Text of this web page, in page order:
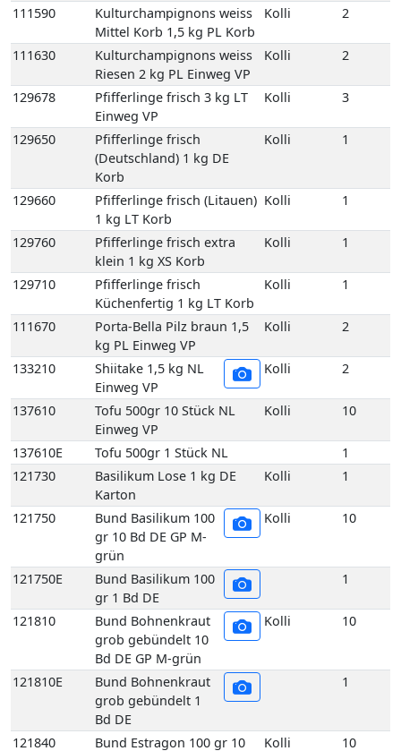
111590
Kulturchampignons weiss
Mittel Korb 1,5 kg PL Korb
Kolli 2
111630
Kulturchampignons weiss
Riesen 2 kg PL Einweg VP
Kolli 2
129678
Pfifferlinge frisch 3 kg LT
Einweg VP
Kolli 3
129650
Pfifferlinge frisch
(Deutschland) 1 kg DE
Korb
Kolli 1
129660
Pfifferlinge frisch (Litauen)
1 kg LT Korb
Kolli 1
129760
Pfifferlinge frisch extra
klein 1 kg XS Korb
Kolli 1
129710
Pfifferlinge frisch
Küchenfertig 1 kg LT Korb
Kolli 1
111670
Porta-Bella Pilz braun 1,5
kg PL Einweg VP
Kolli 2
133210
Shiitake 1,5 kg NL
Einweg VP
Kolli 2
137610
Tofu 500gr 10 Stück NL
Einweg VP
Kolli 10
137610E Tofu 500gr 1 Stück NL
1
121730
Basilikum Lose 1 kg DE
Karton
Kolli 1
121750
Bund Basilikum 100
gr 10 Bd DE GP M-
grün
Kolli 10
121750E
Bund Basilikum 100
gr 1 Bd DE
1
121810
Bund Bohnenkraut
grob gebündelt 10
Bd DE GP M-grün
Kolli 10
121810E
Bund Bohnenkraut
grob gebündelt 1
Bd DE
1
121840 Bund Estragon 100 gr 10 Kolli 10